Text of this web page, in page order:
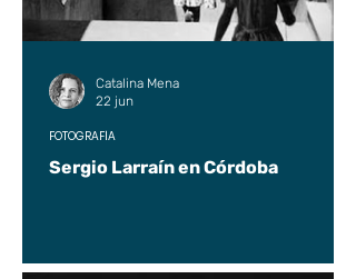
Sergio Larraín en Córdoba
FOTOGRAFÍA
Catalina Mena
22 jun